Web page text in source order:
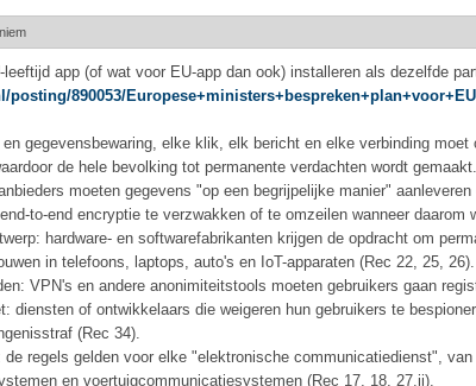
app (of wat voor EU-app dan ook) installeren als dezelfde
posting/890053/
gegevensbewaring, elke klik, elk bericht en elke verbinding moet
de hele bevolking tot permanente verdachten wordt gemaakt.
moeten gegevens "op een begrijpelijke manier"
to-end encryptie te verzwakken of te omzeilen wanneer daarom
hardware- en softwarefabrikanten krijgen de opdracht om
in telefoons, laptops, auto's en IoT-apparaten (Rec 22, 25, 26).
VPN's en andere anonimiteitstools moeten gebruikers gaan
diensten of ontwikkelaars die weigeren hun gebruikers te
(Rec 34).
de regels gelden voor elke "elektronische communicatiedienst",
en voertuigcommunicatiesystemen (Rec 17, 18, 27.ii).